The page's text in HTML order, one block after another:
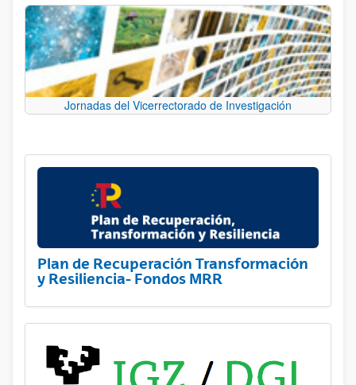
Jornadas del Vicerrectorado de Investigación
Plan de Recuperación Transformación
y Resiliencia- Fondos MRR